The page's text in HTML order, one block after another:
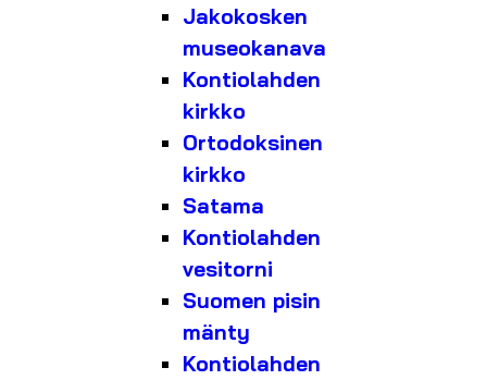
Jakokosken
museokanava
Kontiolahden
kirkko
Ortodoksinen
kirkko
Satama
Kontiolahden
vesitorni
Suomen pisin
mänty
Kontiolahden